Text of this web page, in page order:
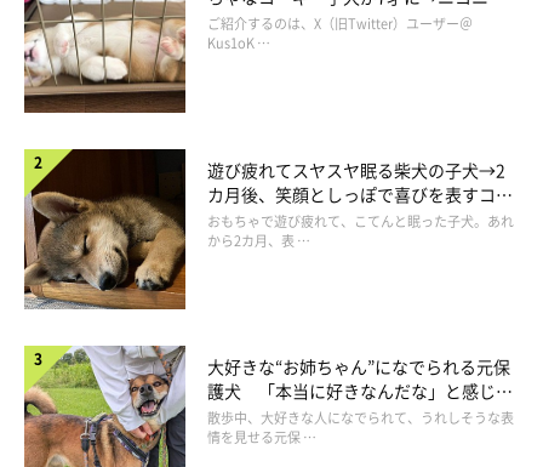
ここちゃんに優しく接してくれたなつちゃん
に、感謝の気持ちでいっぱい
コ“コーギースマイル”が魅力のコに成
長！
ご紹介するのは、X（旧Twitter）ユーザー＠
Kus1oK …
遊び疲れてスヤスヤ眠る柴犬の子犬→2
カ月後、笑顔としっぽで喜びを表すコに
成長！
おもちゃで遊び疲れて、こてんと眠った子犬。あれ
から2カ月、表 …
大好きな“お姉ちゃん”になでられる元保
護犬 「本当に好きなんだな」と感じる
表情にほっこり
散歩中、大好きな人になでられて、うれしそうな表
情を見せる元保 …